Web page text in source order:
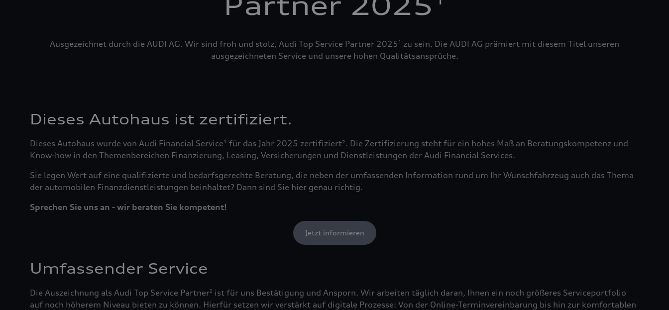
Ausgezeichnet durch die AUDI AG. Wir sind froh und stolz, Audi Top Service Partner 2025 1
zu sein. Die AUDI AG prämiert mit diesem Titel unseren
ausgezeichneten Service und unsere hohen Qualitätsansprüche.
Dieses Autohaus ist zertifiziert.
Dieses Autohaus wurde von Audi Financial Service¹ für das Jahr 2025 zertifiziert². Die Zertifizierung steht für ein hohes Maß an Beratungskompetenz und
Know-how in den Themenbereichen Finanzierung, Leasing, Versicherungen und Dienstleistungen der Audi Financial Services.
Sie legen Wert auf eine qualifizierte und bedarfsgerechte Beratung, die neben der umfassenden Information rund um Ihr Wunschfahrzeug auch das Thema
der automobilen Finanzdienstleistungen beinhaltet? Dann sind Sie hier genau richtig.
Sprechen Sie uns an - wir beraten Sie kompetent!
Jetzt informieren
Umfassender Service
Die Auszeichnung als Audi Top Service Partner2 ist für uns Bestätigung und Ansporn. Wir arbeiten täglich daran, Ihnen ein noch größeres Serviceportfolio
auf noch höherem Niveau bieten zu können. Hierfür setzen wir verstärkt auf digitale Prozesse: Von der Online-Terminvereinbarung bis hin zur komfortablen